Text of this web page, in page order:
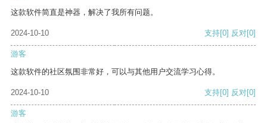
这款软件简直是神器，解决了我所有问题。
2024-10-10 支持[0] 反对[0]
游客
这款软件的社区氛围非常好，可以与其他用户交流学习心得。
2024-10-10 支持[0] 反对[0]
游客